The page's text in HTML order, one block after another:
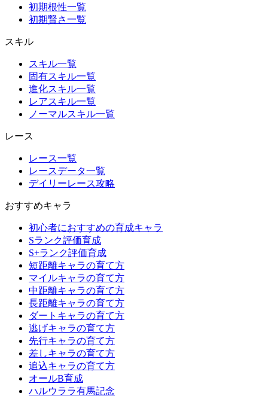
初期根性一覧
初期賢さ一覧
スキル
スキル一覧
固有スキル一覧
進化スキル一覧
レアスキル一覧
ノーマルスキル一覧
レース
レース一覧
レースデータ一覧
デイリーレース攻略
おすすめキャラ
初心者におすすめの育成キャラ
Sランク評価育成
S+ランク評価育成
短距離キャラの育て方
マイルキャラの育て方
中距離キャラの育て方
長距離キャラの育て方
ダートキャラの育て方
逃げキャラの育て方
先行キャラの育て方
差しキャラの育て方
追込キャラの育て方
オールB育成
ハルウララ有馬記念